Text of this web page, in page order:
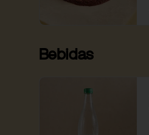
Bebidas